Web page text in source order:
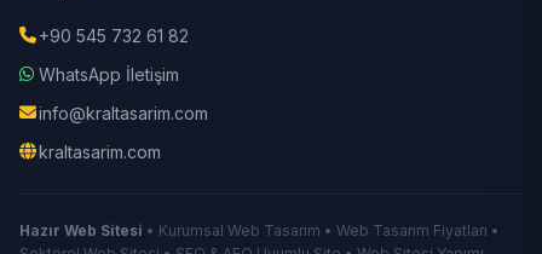
+90 545 732 61 82
WhatsApp İletişim
info@kraltasarim.com
kraltasarim.com
Hazır Web Sitesi • Kurumsal Web Tasarım • Web Tasarım Fiyatları •